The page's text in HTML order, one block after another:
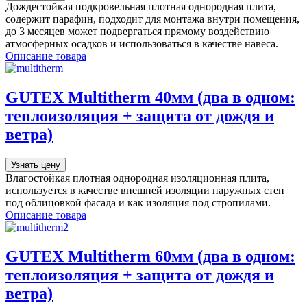
Дождестойкая подкровельная плотная однородная плита,
содержит парафин, подходит для монтажа внутри помещения,
до 3 месяцев может подвергаться прямому воздействию
атмосферных осадков и использоваться в качестве навеса.
Описание товара
GUTEX Multitherm 40мм (два в одном:
теплоизоляция + защита от дождя и
ветра)
Узнать цену
Влагостойкая плотная однородная изоляционная плита,
используется в качестве внешней изоляции наружных стен
под облицовкой фасада и как изоляция под стропилами.
Описание товара
GUTEX Multitherm 60мм (два в одном:
теплоизоляция + защита от дождя и
ветра)